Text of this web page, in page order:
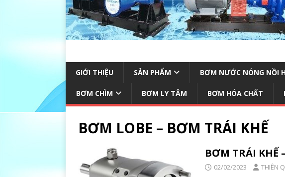
GIỚI THIỆU SẢN PHẨM BƠM NƯỚC NÓNG NỒI
BƠM CHÌM BƠM LY TÂM BƠM HÓA CHẤT
BƠM LOBE – BƠM TRÁI KHẾ
BƠM TRÁI KHẾ
02/02/2023 THIÊN